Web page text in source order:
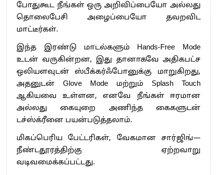
போதுகூட நீங்கள் ஒரு அறிவிப்பையோ அல்லது
தொலைபேசி அழைப்பையோ தவறவிட
மாட்டீர்கள்.
இந்த இரண்டு மாடல்களும் Hands-Free Mode
உடன் வருகின்றன, இது தானாகவே அதிகபட்ச
ஒலியளவுடன் ஸ்பீக்கர்ஃபோனுக்கு மாறுகிறது,
அதனுடன் Glove Mode மற்றும் Splash Touch
ஆகியவை உள்ளன, எனவே நீங்கள் ஈரமான
அல்லது கையுறை அணிந்த கைகளுடன்
டச்ஸ்க்ரீனை பயன்படுத்தலாம்.
மிகப்பெரிய பேட்டரிகள், வேகமான சார்ஜிங்—
நீண்டதூரத்திற்கு ஏற்றவாறு
வடிவமைக்கப்பட்டது.